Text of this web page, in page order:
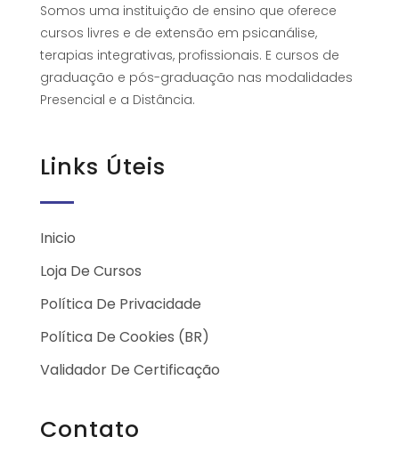
Somos uma instituição de ensino que oferece
cursos livres e de extensão em psicanálise,
terapias integrativas, profissionais. E cursos de
graduação e pós-graduação nas modalidades
Presencial e a Distância.
Links Úteis
Inicio
Loja De Cursos
Política De Privacidade
Política De Cookies (BR)
Validador De Certificação
Contato